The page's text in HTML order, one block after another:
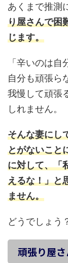
あくまで推測
り屋さんで困
じます。
「辛いのは
自分も頑張ら
我慢して頑張
しれません。
そんな妻にし
とがないこと
に対して、「
えるな！」と
ません。
どうでしょう
頑張り屋